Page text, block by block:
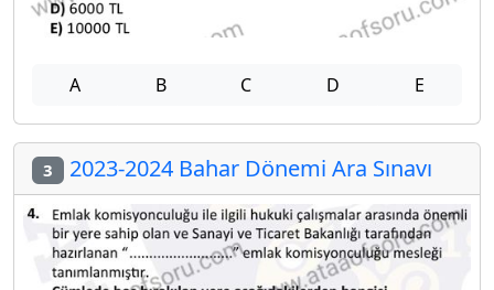
A B C D E
3 2023-2024 Bahar Dönemi Ara Sınavı